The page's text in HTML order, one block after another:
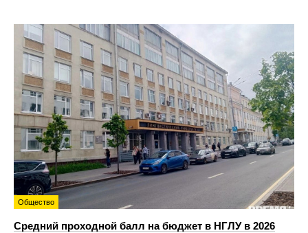
Общество
Средний проходной балл на бюджет в НГЛУ в 2026